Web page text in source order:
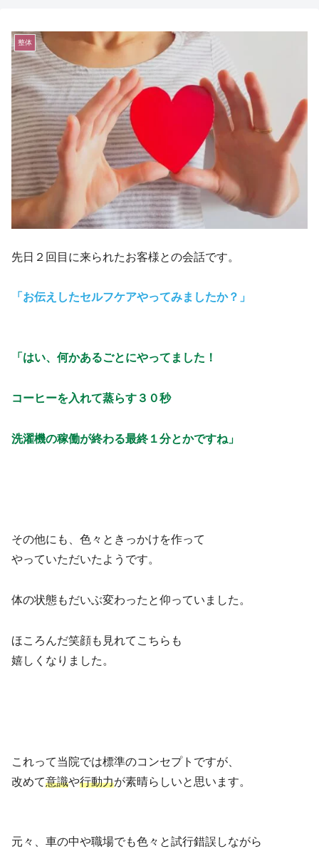
整体
先日２回目に来られたお客様との会話です。
「お伝えしたセルフケアやってみましたか？」
「はい、何かあるごとにやってました！
コーヒーを入れて蒸らす３０秒
洗濯機の稼働が終わる最終１分とかですね」
その他にも、色々ときっかけを作って
やっていただいたようです。
体の状態もだいぶ変わったと仰っていました。
ほころんだ笑顔も見れてこちらも
嬉しくなりました。
これって当院では標準のコンセプトですが、
改めて意識や行動力が素晴らしいと思います。
元々、車の中や職場でも色々と試行錯誤しながら